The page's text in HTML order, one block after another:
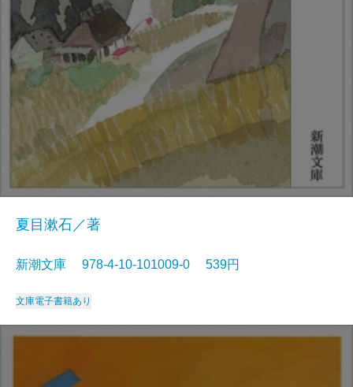
夏目漱石／著
新潮文庫 978-4-10-101009-0 539円
文庫電子書籍あり